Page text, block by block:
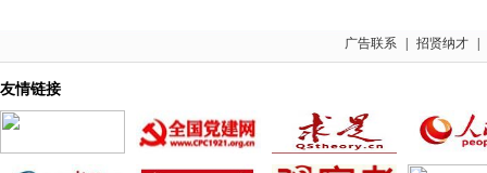
广告联系 招贤纳才
友情链接